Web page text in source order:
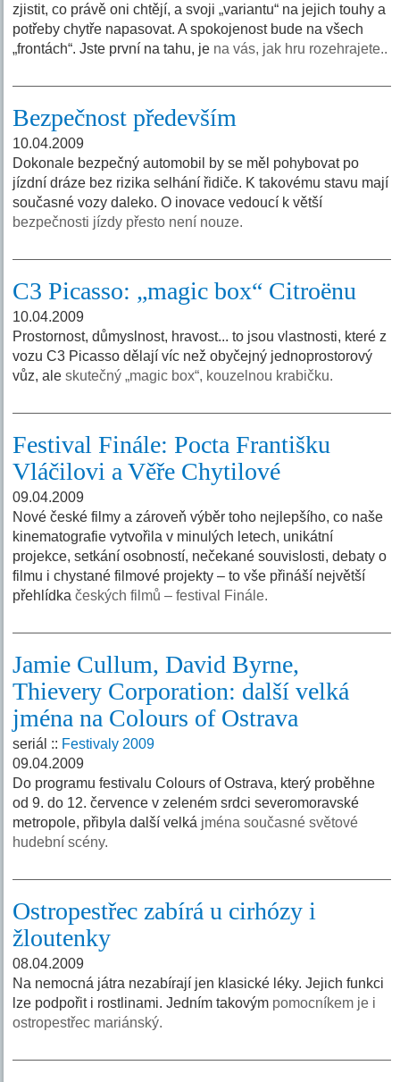
zjistit, co právě oni chtějí, a svoji „variantu“ na jejich touhy a
potřeby chytře napasovat. A spokojenost bude na všech
„frontách“. Jste první na tahu, je na vás, jak hru rozehrajete..
Bezpečnost především
10.04.2009
Dokonale bezpečný automobil by se měl pohybovat po
jízdní dráze bez rizika selhání řidiče. K takovému stavu mají
současné vozy daleko. O inovace vedoucí k větší
bezpečnosti jízdy přesto není nouze.
C3 Picasso: „magic box“ Citroënu
10.04.2009
Prostornost, důmyslnost, hravost... to jsou vlastnosti, které z
vozu C3 Picasso dělají víc než obyčejný jednoprostorový
vůz, aleskutečný „magic box“, kouzelnou krabičku.
Festival Finále: Pocta Františku
Vláčilovi a Věře Chytilové
09.04.2009
Nové české filmy a zároveň výběr toho nejlepšího, co naše
kinematografie vytvořila v minulých letech, unikátní
projekce, setkání osobností, nečekané souvislosti, debaty o
filmu i chystané filmové projekty – to vše přináší největší
přehlídkačeských filmů – festival Finále.
Jamie Cullum, David Byrne,
Thievery Corporation: další velká
jména na Colours of Ostrava
seriál :: Festivaly 2009
09.04.2009
Do programu festivalu Colours of Ostrava, který proběhne
od 9. do 12. července v zeleném srdci severomoravské
metropole, přibyla další velká jména současné světové
hudební scény.
Ostropestřec zabírá u cirhózy i
žloutenky
08.04.2009
Na nemocná játra nezabírají jen klasické léky. Jejich funkci
lze podpořit i rostlinami. Jedním takovým pomocníkem je i
ostropestřec mariánský.